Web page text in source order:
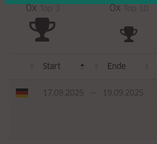
0xTop 3 0xTop 10
Start Ende
17.09.2025 — 19.09.2025